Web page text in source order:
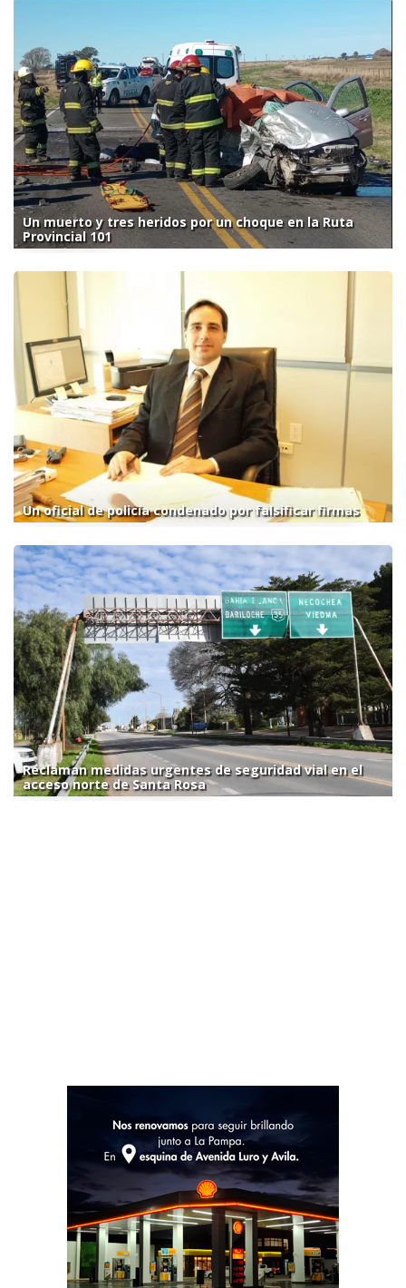
Un muerto y tres heridos por un choque en la Ruta
Provincial 101
Un oficial de policía condenado por falsificar firmas
Reclaman medidas urgentes de seguridad vial en el
acceso norte de Santa Rosa